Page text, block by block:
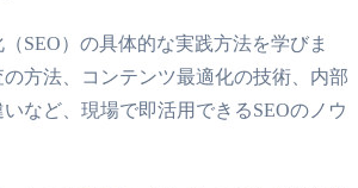
SEO）の具体的な実践方法を学びま
方法、コンテンツ最適化の技術、内部
など、現場で即活用できるSEOのノウ